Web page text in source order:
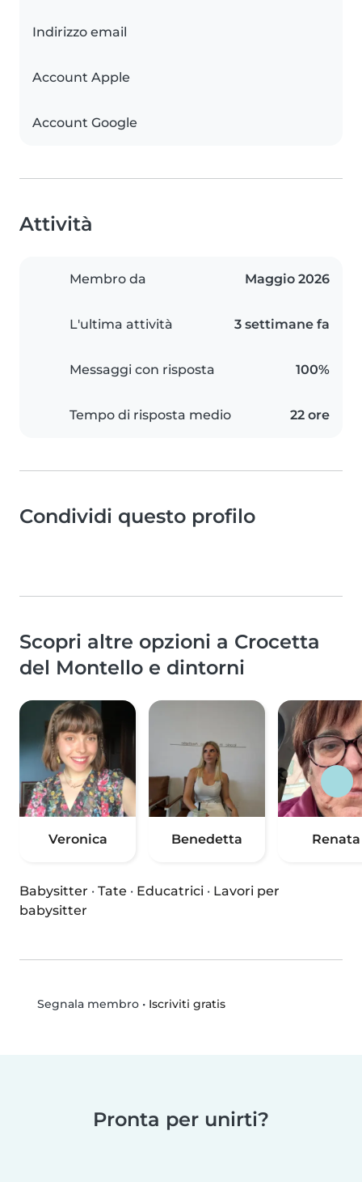
Indirizzo email
Account Apple
Account Google
Attività
Membro da Maggio 2026
L'ultima attività 3 settimane fa
Messaggi con risposta 100%
Tempo di risposta medio 22 ore
Condividi questo profilo
Scopri altre opzioni a Crocetta
del Montello e dintorni
Veronica Benedetta Renata
Babysitter · Tate · Educatrici · Lavori per
babysitter
Segnala membro• Iscriviti gratis
Pronta per unirti?